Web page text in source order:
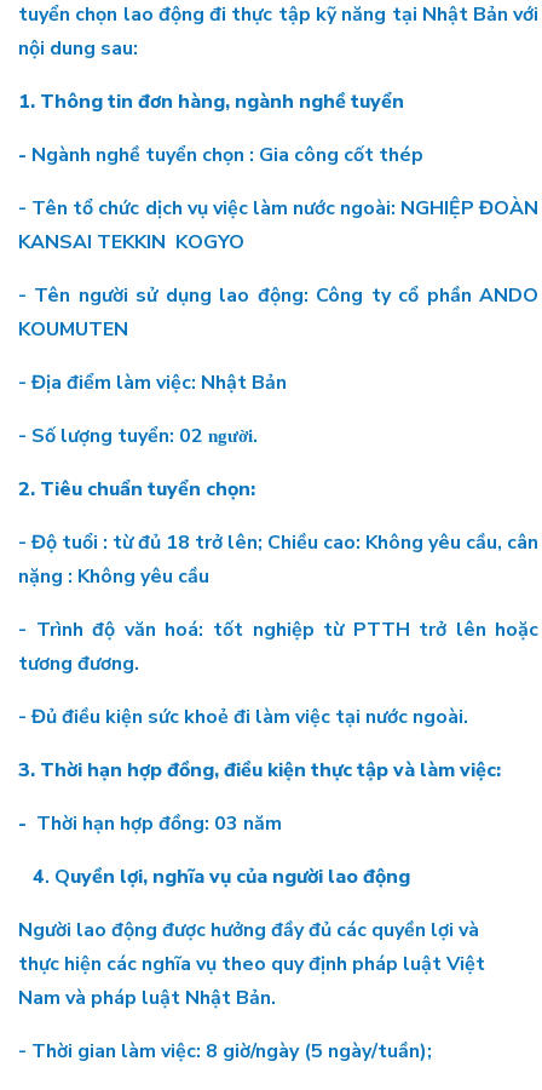
tuyển chọn lao động đi thực tập kỹ năng tại Nhật Bản với
nội dung sau:
1. Thông tin đơn hàng, ngành nghề tuyển
- Ngành nghề tuyển chọn : Gia công cốt thép
- Tên tổ chức dịch vụ việc làm nước ngoài: NGHIỆP ĐOÀN
KANSAI TEKKIN KOGYO
- Tên người sử dụng lao động: Công ty cổ phần ANDO
KOUMUTEN
- Địa điểm làm việc: Nhật Bản
- Số lượng tuyển: 02 người.
2. Tiêu chuẩn tuyển chọn:
- Độ tuổi : từ đủ 18 trở lên; Chiều cao: Không yêu cầu, cân
nặng : Không yêu cầu
- Trình độ văn hoá: tốt nghiệp từ PTTH trở lên hoặc
tương đương.
- Đủ điều kiện sức khoẻ đi làm việc tại nước ngoài.
3. Thời hạn hợp đồng, điều kiện thực tập và làm việc:
- Thời hạn hợp đồng: 03 năm
4. Quyền lợi, nghĩa vụ của người lao động
Người lao động được hưởng đầy đủ các quyền lợi và
thực hiện các nghĩa vụ theo quy định pháp luật Việt
Nam và pháp luật Nhật Bản.
- Thời gian làm việc: 8 giờ/ngày (5 ngày/tuần);